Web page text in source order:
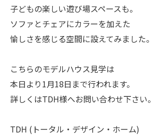
子どもの楽しい遊び場スペースも。
ソファとチェアにカラーを加えた
愉しさを感じる空間に設えてみました。
こちらのモデルハウス見学は
本日より1月18日まで行われます。
詳しくはTDH様へお問い合わせ下さい。
TDH (トータル・デザイン・ホーム)